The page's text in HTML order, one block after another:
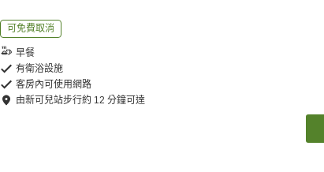
可免費取消
早餐
有衛浴設施
客房內可使用網路
由新可兒站步行約 12 分鐘可達